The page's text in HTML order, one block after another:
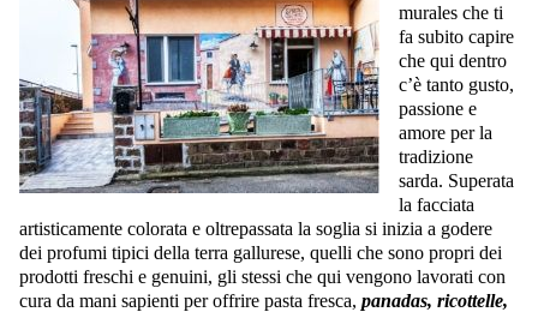
murales che ti
fa subito capire
che qui dentro
c’è tanto gusto,
passione e
amore per la
tradizione
sarda. Superata
la facciata
artisticamente colorata e oltrepassata la soglia si inizia a godere
dei profumi tipici della terra gallurese, quelli che sono propri dei
prodotti freschi e genuini, gli stessi che qui vengono lavorati con
cura da mani sapienti per offrire pasta fresca, panadas, ricottelle,